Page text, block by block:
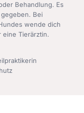
Behandlung. Es
Bei
wende dich
eine Tierärztin.